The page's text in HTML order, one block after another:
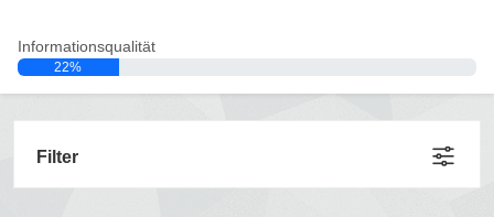
Informationsqualität
22%
Filter